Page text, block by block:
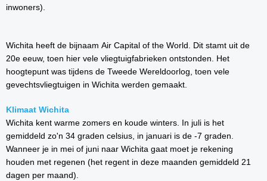
inwoners).
Wichita heeft de bijnaam Air Capital of the World. Dit stamt uit de
20e eeuw, toen hier vele vliegtuigfabrieken ontstonden. Het
hoogtepunt was tijdens de Tweede Wereldoorlog, toen vele
gevechtsvliegtuigen in Wichita werden gemaakt.
Klimaat Wichita
Wichita kent warme zomers en koude winters. In juli is het
gemiddeld zo'n 34 graden celsius, in januari is de -7 graden.
Wanneer je in mei of juni naar Wichita gaat moet je rekening
houden met regenen (het regent in deze maanden gemiddeld 21
dagen per maand).